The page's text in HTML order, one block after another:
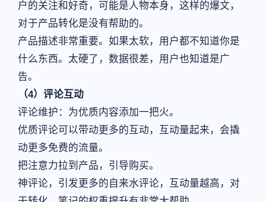
户的关注和好奇，可能是人物本身，这样的爆文，
对于产品转化是没有帮助的。
产品描述非常重要。如果太软，用户都不知道你是
什么东西。太硬了，数据很差，用户也知道是广
告。
（4）评论互动
评论维护：为优质内容添加一把火。
优质评论可以带动更多的互动，互动量起来，会撬
动更多免费的流量。
把注意力拉到产品，引导购买。
神评论，引发更多的自来水评论，互动量越高，对